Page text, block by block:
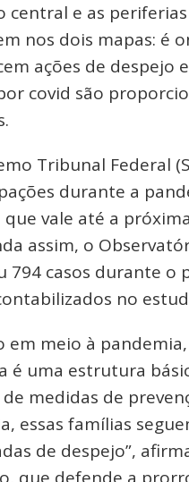
central e as
nos dois mapas: é
ações de despejo
covid são
Tribunal Federal
durante a
que vale até a
assim, o
794 casos durante o
no
em meio à
é uma estrutura
medidas de
essas famílias
de despejo”,
que defende a